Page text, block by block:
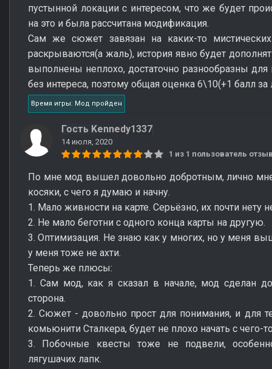
пустынной локации с интересом, что же будет
на это и была рассчитана модификация.
Сам же сюжет завязан на каких-то
раскрываются(а жаль), история явно будет
выполнены неплохо, достаточно разнообразны
без интереса, поэтому общая оценка 6\10(+1 балл
Время игры: Мод пройден
Гость Kennedy1337
14 июля, 2020
1 из 1 пользователь
По мне мод вышел довольно добротным, лично
косяки, с чего я думаю и начну.
1. Мало живности на карте. Серьёзно, их почти нету
2. Не мало беготни с одного конца карты на другую.
3. Оптимизация. Не знаю как у многих, но у меня
у меня тоже не ахти.
Теперь же плюсы:
1. Сам мод, как я сказал в начале, мод сделан
сторона.
2. Сюжет - довольно прост для понимания, и для
комьюнити Сталкера, будет не плохо начать с чего-
3. Побочные квесты тоже не подвели,
лягушачих лапк.